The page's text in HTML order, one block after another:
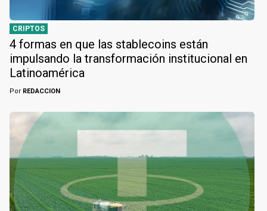
CRIPTOS
4 formas en que las stablecoins están
impulsando la transformación institucional en
Latinoamérica
Por REDACCION